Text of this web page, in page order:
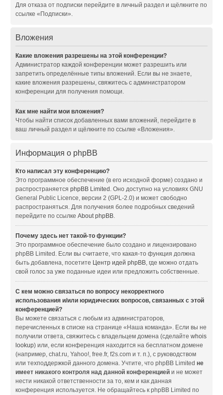
Для отказа от подписки перейдите в личный раздел и щёлкните по
ссылке «Подписки».
Вложения
Какие вложения разрешены на этой конференции?
Администратор каждой конференции может разрешить или
запретить определённые типы вложений. Если вы не знаете,
какие вложения разрешены, свяжитесь с администратором
конференции для получения помощи.
Как мне найти мои вложения?
Чтобы найти список добавленных вами вложений, перейдите в
ваш личный раздел и щёлкните по ссылке «Вложения».
Информация о phpBB
Кто написал эту конференцию?
Это программное обеспечение (в его исходной форме) создано и
распространяетсяphpBB Limited . Оно доступно на условиях GNU
General Public Licence, версии 2 (GPL-2.0) и может свободно
распространяться. Для получения более подробных сведений
перейдите по ссылкеAbout phpBB.
Почему здесь нет такой-то функции?
Это программное обеспечение было создано и лицензировано
phpBB Limited. Если вы считаете, что какая-то функция должна
быть добавлена, посетите Центр идей phpBB, где можно отдать
свой голос за уже поданные идеи или предложить собственные.
С кем можно связаться по вопросу некорректного
использования и/или юридических вопросов, связанных с этой
конференцией?
Вы можете связаться с любым из администраторов,
перечисленных в списке на странице «Наша команда». Если вы не
получили ответа, свяжитесь с владельцем домена (сделайтеwhois
lookup) или, если конференция находится на бесплатном домене
(например, chat.ru, Yahoo!, free.fr, f2s.com и т. п.), с руководством
или техподдержкой данного домена. Учтите, что phpBB Limitedне
имеет никакого контроля над данной конференцией и не может
нести никакой ответственности за то, кем и как данная
конференция используется. Не обращайтесь к phpBB Limited по